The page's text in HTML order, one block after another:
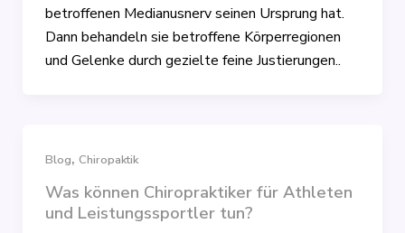
betroffenen Medianusnerv seinen Ursprung hat.
Dann behandeln sie betroffene Körperregionen
und Gelenke durch gezielte feine Justierungen..
Blog, Chiropaktik
Was können Chiropraktiker für Athleten
und Leistungssportler tun?